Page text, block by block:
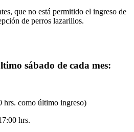
que no está permitido el ingreso de
de perros lazarillos.
sábado de cada mes:
hrs. como último ingreso)
hrs.